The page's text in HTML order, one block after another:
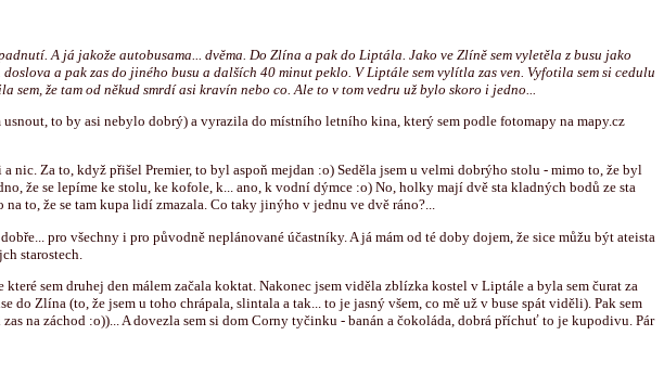
A já jakože autobusama... dvěma. Do Zlína a pak do Liptála. Jako ve Zlíně sem vyletěla z busu jako
a pak zas do jiného busu a dalších 40 minut peklo. V Liptále sem vylítla zas ven. Vyfotila sem si cedulu
že tam od někud smrdí asi kravín nebo co. Ale to v tom vedru už bylo skoro i jedno...
usnout, to by asi nebylo dobrý) a vyrazila do místního letního kina, který sem podle fotomapy na mapy.cz
Za to, když přišel Premier, to byl aspoň mejdan :o) Seděla jsem u velmi dobrýho stolu - mimo to, že byl
že se lepíme ke stolu, ke kofole, k... ano, k vodní dýmce :o) No, holky mají dvě sta kladných bodů ze sta
to, že se tam kupa lidí zmazala. Co taky jinýho v jednu ve dvě ráno?...
pro všechny i pro původně neplánované účastníky. A já mám od té doby dojem, že sice můžu být ateista
starostech.
sem druhej den málem začala koktat. Nakonec jsem viděla zblízka kostel v Liptále a byla sem čurat za
Zlína (to, že jsem u toho chrápala, slintala a tak... to je jasný všem, co mě už v buse spát viděli). Pak sem
na záchod :o))... A dovezla sem si dom Corny tyčinku - banán a čokoláda, dobrá příchuť to je kupodivu. Pár